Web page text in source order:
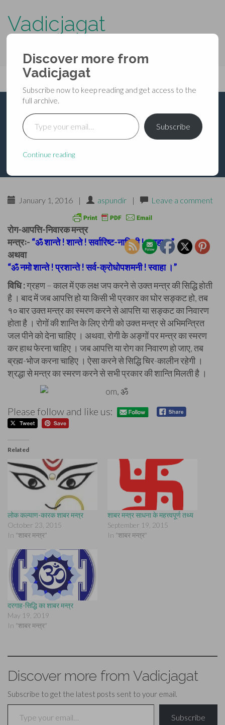
Vadicjagat
Primary
Menu
content
Vadicjagat
रोग-आपत्ति-निवारक मन्त्र
January 1, 2016 | aspundir | Leave a comment
रोग-आपत्ति-निवारक मन्त्र
मन्त्रः- “ॐ शान्ते ! शान्ते ! सर्वारिष्ट-नाशिनी ! स्वाहा ।”
अथवा
“ॐ नमो शान्ते ! प्रशान्ते ! सर्व-क्रोधोपशमनी ! स्वाहा ।”
विधि :ग्रहण – काल में एक लक्ष जप करने से उक्त मन्त्र की सिद्धि होती
है । बाद में जब आपत्ति हो या किसी भी प्रकार का घोर सङ्कट हो, तब
१० बार उक्त मन्त्र का स्मरण करने से आपत्ति या सङ्कट का निवारण
होता है । रोगों की शान्ति के लिए रोगी को उक्त मन्त्र से अभिमन्त्रित
जल पीने को देना चाहिए । अथवा, रोगी के अङ्गों पर मन्त्र का स्मरण
कर हाथ फेरना चाहिए । जब आपत्ति या रोग का निवारण हो जाए, तब
ब्रह्म-भोज करना चाहिए । ऐसा करने से सिद्धि चिर-कालीन रहेगी ।
श्रद्धा से मन्त्र का स्मरण करने से सभी प्रकार की शान्ति मिलती है ।
Please follow and like us:
Related
लोक कल्याण-कारक शाबर मन्त्र
October 23, 2015
In "शाबर मन्त्र"
शाबर मन्त्र साधना के महत्त्वपूर्ण तथ्य
September 19, 2015
In "शाबर मन्त्र"
दरगाह-सिद्धि का शाबर मन्त्र
May 19, 2019
In "शाबर मन्त्र"
Discover more from Vadicjagat
Subscribe to get the latest posts sent to your email.
Type your email…
Subscribe
Discover more from
Vadicjagat
Subscribe now to keep reading and get access to the
full archive.
Type your email…
Subscribe
Continue reading